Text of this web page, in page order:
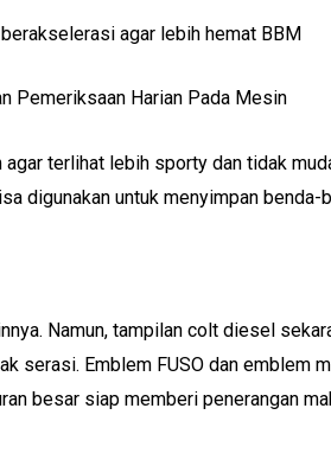
agar lebih hemat BBM
Pemeriksaan Harian Pada Mesin
terlihat lebih sporty dan tidak
digunakan untuk menyimpan
Namun, tampilan colt diesel
serasi. Emblem FUSO dan
besar siap memberi penerangan